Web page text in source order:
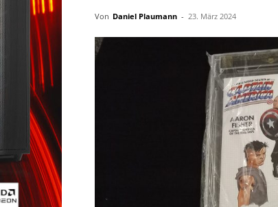
Von Daniel Plaumann - 23. März 2024